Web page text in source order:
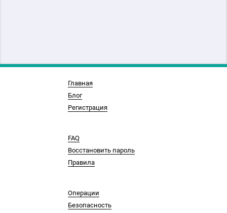
Главная
Блог
Регистрация
FAQ
Восстановить пароль
Правила
Операции
Безопасность